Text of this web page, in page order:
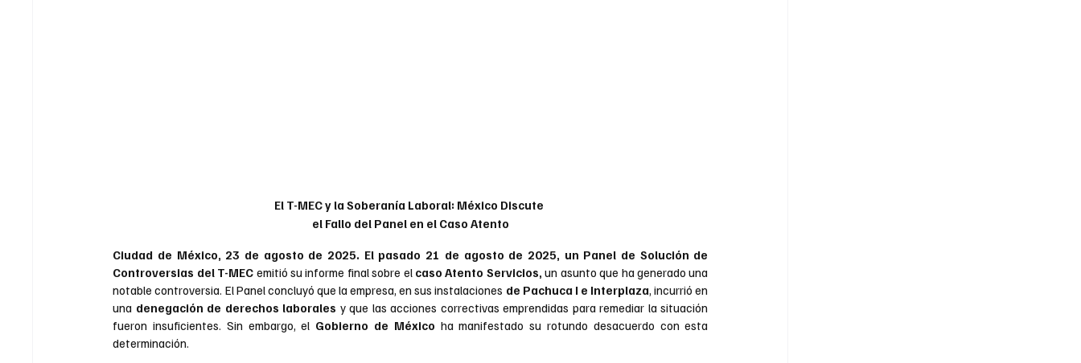
El T-MEC y la Soberanía Laboral: México Discute
el Fallo del Panel en el Caso Atento
Ciudad de México, 23 de agosto de 2025. El pasado 21 de agosto de 2025, un Panel de Solución de
Controversias del T-MEC emitió su informe final sobre el caso Atento Servicios, un asunto que ha generado una
notable controversia. El Panel concluyó que la empresa, en sus instalaciones de Pachuca I e Interplaza, incurrió en
una denegación de derechos laborales y que las acciones correctivas emprendidas para remediar la situación
fueron insuficientes. Sin embargo, el Gobierno de México ha manifestado su rotundo desacuerdo con esta
determinación.